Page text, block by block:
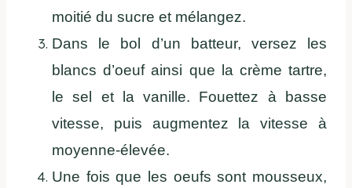
moitié du sucre et mélangez.
Dans le bol d’un batteur, versez les
blancs d’oeuf ainsi que la crème tartre,
le sel et la vanille. Fouettez à basse
vitesse, puis augmentez la vitesse à
moyenne-élevée.
Une fois que les oeufs sont mousseux,